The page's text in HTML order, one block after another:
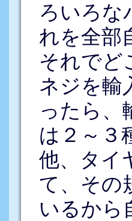
ろいろな
れを全部
それでど
ネジを輸
ったら、
は２～３
他、タイ
て、その
いるから